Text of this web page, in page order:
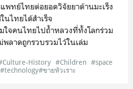
พทย์ไทยต่อยอดวิจัยยาต้านมะเร็ง
นไทยได้สำเร็จ
ใจคนไทยไปถ้ำหลวงที่ทั้งโลกร่วม
พลาดถูกรวบรวมไว้ในเล่ม
History #Children #space
#technology#ขายหัวเราะ